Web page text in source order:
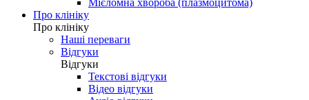
Мієломна хвороба (плазмоцитома)
Про клініку
Про клініку
Наші переваги
Відгуки
Відгуки
Текстові відгуки
Відео відгуки